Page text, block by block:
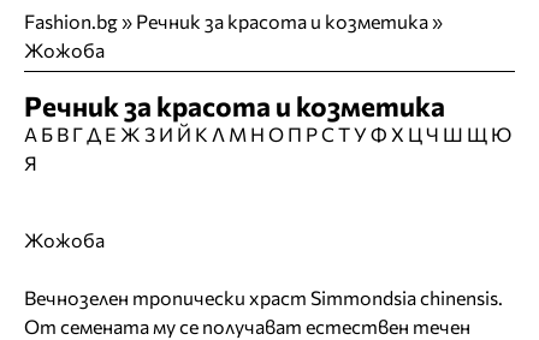
Fashion.bg» Речник за красота и козметика »
Жожоба
Речник за красота и козметика
А Б В ГД Е Ж З И Й К Л М Н О П РС ТУФ Х ЦЧ Ш Щ Ю
Я
Жожоба
Вечнозелен тропически храст Simmondsia chinensis.
От семената му се получават естествен течен